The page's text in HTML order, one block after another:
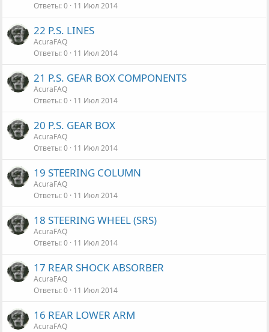
Ответы 0 11 Июл 2014
22 P.S. LINES
AcuraFAQ
Ответы 0 11 Июл 2014
21 P.S. GEAR BOX COMPONENTS
AcuraFAQ
Ответы 0 11 Июл 2014
20 P.S. GEAR BOX
AcuraFAQ
Ответы 0 11 Июл 2014
19 STEERING COLUMN
AcuraFAQ
Ответы 0 11 Июл 2014
18 STEERING WHEEL (SRS)
AcuraFAQ
Ответы 0 11 Июл 2014
17 REAR SHOCK ABSORBER
AcuraFAQ
Ответы 0 11 Июл 2014
16 REAR LOWER ARM
AcuraFAQ